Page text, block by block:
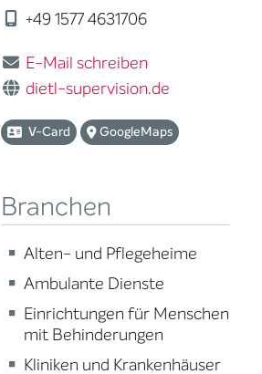
+49 1577 4631706
E-Mail schreiben
dietl-supervision.de
V-Card GoogleMaps
Branchen
Alten- und Pflegeheime
Ambulante Dienste
Einrichtungen für Menschen
mit Behinderungen
Kliniken und Krankenhäuser